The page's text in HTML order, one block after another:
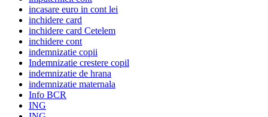
incasare euro in cont lei
inchidere card
inchidere card Cetelem
inchidere cont
indemnizatie copii
Indemnizatie crestere copil
indemnizatie de hrana
indemnizatie maternala
Info BCR
ING